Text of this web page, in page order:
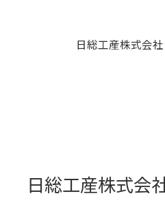
日総工産株式会
日総工産株式会